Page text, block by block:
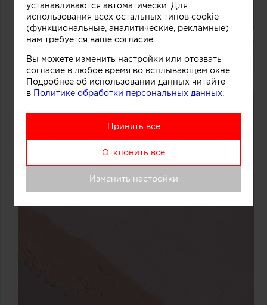
устанавливаются автоматически. Для
использования всех остальных типов cookie
(функциональные, аналитические, рекламные)
нам требуется ваше согласие.
Вы можете изменить настройки или отозвать
согласие в любое время во всплывающем окне.
Подробнее об использовании данных читайте
в Политике обработки персональных данных.
Принять все
Отклонить все
Изменить настройки